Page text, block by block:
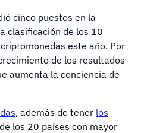
cinco puestos en la
clasificación de los 10
este año. Por
de los resultados
aumenta la conciencia de
, además de tener los
los 20 países con mayor